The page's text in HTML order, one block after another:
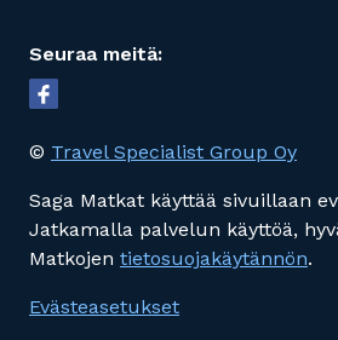
Seuraa meitä:
© Travel Specialist Group Oy
Saga Matkat käyttää sivuillaan
Jatkamalla palvelun käyttöä,
Matkojen tietosuojakäytännön.
Evästeasetukset